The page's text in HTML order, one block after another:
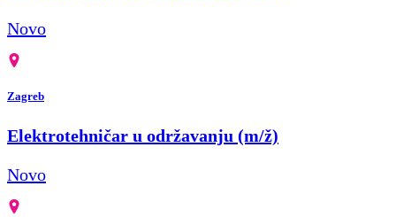
Novo
Zagreb
Elektrotehničar u održavanju (m/ž)
Novo